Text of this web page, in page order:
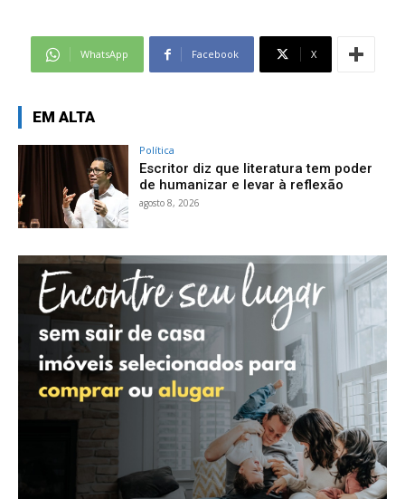
WhatsApp Facebook X
EM ALTA
Política
Escritor diz que literatura tem poder
de humanizar e levar à reflexão
agosto 8, 2026